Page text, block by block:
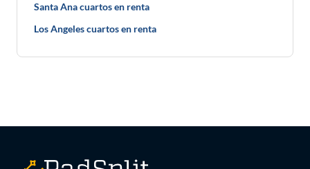
Santa Ana cuartos en renta
Los Angeles cuartos en renta